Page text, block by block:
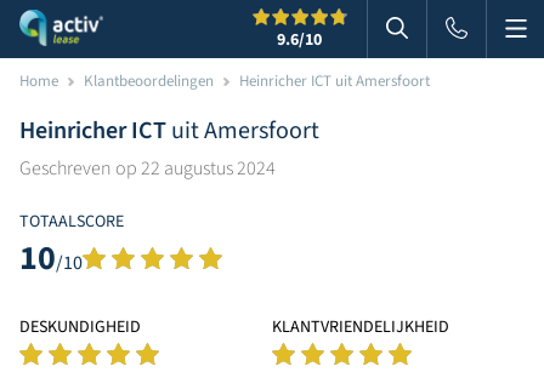
9.6/10 Zoeken in
Home Klantbeoordelingen Heinricher ICT uit Amersfoort
Heinricher ICTuit Amersfoort
Geschreven op 22 augustus 2024
TOTAALSCORE
10/10
DESKUNDIGHEID KLANTVRIENDELIJKHEID